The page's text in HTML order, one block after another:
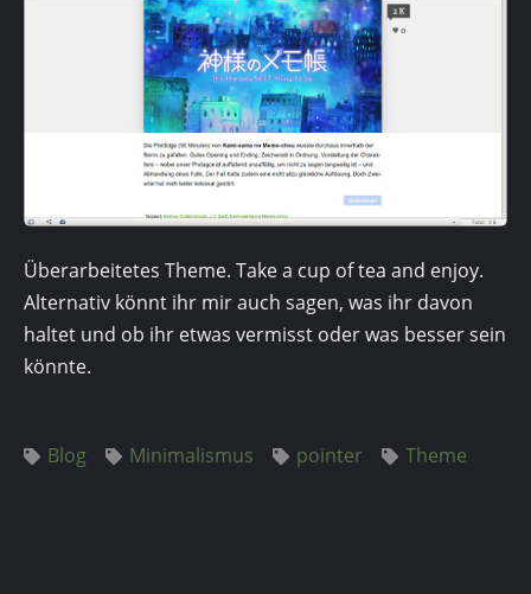
Überarbeitetes Theme. Take a cup of tea and enjoy.
Alternativ könnt ihr mir auch sagen, was ihr davon
haltet und ob ihr etwas vermisst oder was besser sein
könnte.
Blog Minimalismus pointer Theme